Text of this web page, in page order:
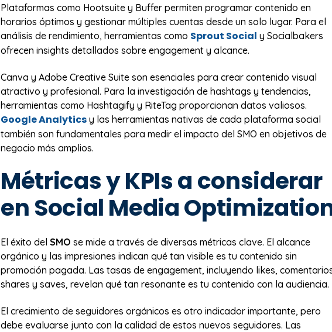
Plataformas como Hootsuite y Buffer permiten programar contenido en
horarios óptimos y gestionar múltiples cuentas desde un solo lugar. Para el
análisis de rendimiento, herramientas como Sprout Social y Socialbakers
ofrecen insights detallados sobre engagement y alcance.
Canva y Adobe Creative Suite son esenciales para crear contenido visual
atractivo y profesional. Para la investigación de hashtags y tendencias,
herramientas como Hashtagify y RiteTag proporcionan datos valiosos.
Google Analytics y las herramientas nativas de cada plataforma social
también son fundamentales para medir el impacto del SMO en objetivos de
negocio más amplios.
Métricas y KPIs a considerar
en Social Media
El éxito del SMO se mide a través de diversas métricas clave. El alcance
orgánico y las impresiones indican qué tan visible es tu contenido sin
promoción pagada. Las tasas de engagement, incluyendo likes,
shares y saves, revelan qué tan resonante es tu contenido con la audiencia.
El crecimiento de seguidores orgánicos es otro indicador importante, pero
debe evaluarse junto con la calidad de estos nuevos seguidores. Las